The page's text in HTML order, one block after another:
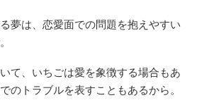
夢は、恋愛面での問題を抱えやすい
て、いちごは愛を象徴する場合もあ
のトラブルを表すこともあるから。